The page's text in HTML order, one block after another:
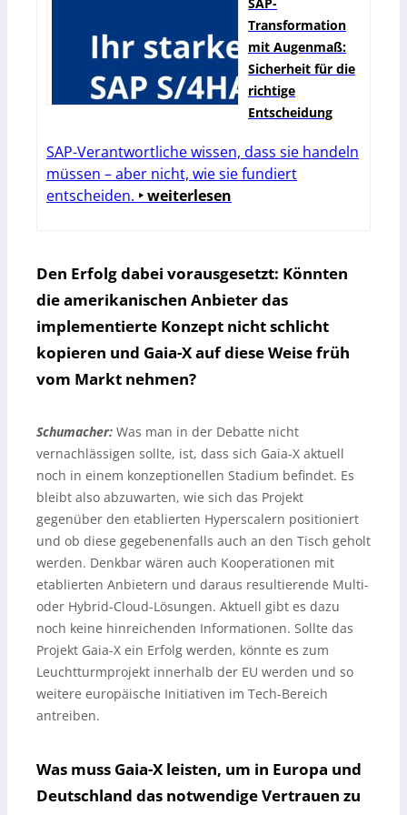
SAP-
Transformation
mit Augenmaß:
Sicherheit für die
richtige
Entscheidung
SAP-Verantwortliche wissen, dass sie handeln
müssen – aber nicht, wie sie fundiert
entscheiden. ‣ weiterlesen
Den Erfolg dabei vorausgesetzt: Könnten
die amerikanischen Anbieter das
implementierte Konzept nicht schlicht
kopieren und Gaia-X auf diese Weise früh
vom Markt nehmen?
Schumacher: Was man in der Debatte nicht
vernachlässigen sollte, ist, dass sich Gaia-X aktuell
noch in einem konzeptionellen Stadium befindet. Es
bleibt also abzuwarten, wie sich das Projekt
gegenüber den etablierten Hyperscalern positioniert
und ob diese gegebenenfalls auch an den Tisch geholt
werden. Denkbar wären auch Kooperationen mit
etablierten Anbietern und daraus resultierende Multi-
oder Hybrid-Cloud-Lösungen. Aktuell gibt es dazu
noch keine hinreichenden Informationen. Sollte das
Projekt Gaia-X ein Erfolg werden, könnte es zum
Leuchtturmprojekt innerhalb der EU werden und so
weitere europäische Initiativen im Tech-Bereich
antreiben.
Was muss Gaia-X leisten, um in Europa und
Deutschland das notwendige Vertrauen zu